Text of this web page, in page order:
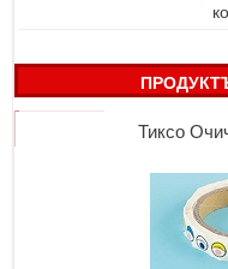
Тиксо